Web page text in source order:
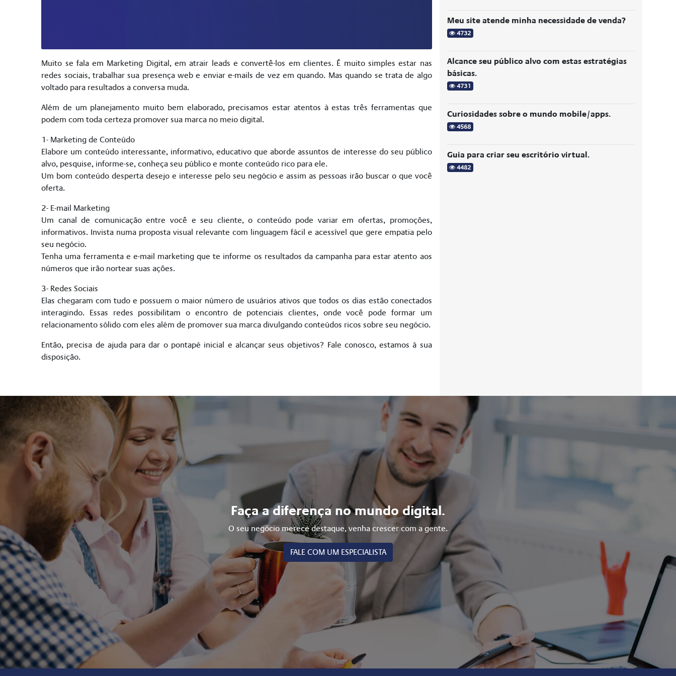
Muito se fala em Marketing Digital, em atrair leads e convertê-los em clientes. É muito simples estar nas
redes sociais, trabalhar sua presença web e enviar e-mails de vez em quando. Mas quando se trata de algo
voltado para resultados a conversa muda.
Além de um planejamento muito bem elaborado, precisamos estar atentos à estas três ferramentas que
podem com toda certeza promover sua marca no meio digital.
1- Marketing de Conteúdo
Elabore um conteúdo interessante, informativo, educativo que aborde assuntos de interesse do seu público
alvo, pesquise, informe-se, conheça seu público e monte conteúdo rico para ele.
Um bom conteúdo desperta desejo e interesse pelo seu negócio e assim as pessoas irão buscar o que você
oferta.
2- E-mail Marketing
Um canal de comunicação entre você e seu cliente, o conteúdo pode variar em ofertas, promoções,
informativos. Invista numa proposta visual relevante com linguagem fácil e acessível que gere empatia pelo
seu negócio.
Tenha uma ferramenta e e-mail marketing que te informe os resultados da campanha para estar atento aos
números que irão nortear suas ações.
3- Redes Sociais
Elas chegaram com tudo e possuem o maior número de usuários ativos que todos os dias estão conectados
interagindo. Essas redes possibilitam o encontro de potenciais clientes, onde você pode formar um
relacionamento sólido com eles além de promover sua marca divulgando conteúdos ricos sobre seu negócio.
Então, precisa de ajuda para dar o pontapé inicial e alcançar seus objetivos? Fale conosco, estamos à sua
disposição.
Meu site atende minha necessidade de venda?
4732
Alcance seu público alvo com estas estratégias
básicas.
4731
Curiosidades sobre o mundo mobile/apps.
4568
Guia para criar seu escritório virtual.
4482
Faça a diferença no mundo digital.
O seu negócio merece destaque, venha crescer com a gente.
FALE COM UM ESPECIALISTA